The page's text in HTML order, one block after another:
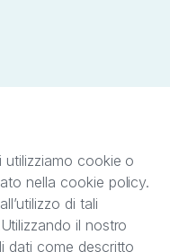
di StreetLib S.r.l.
intellettuale
utilizziamo cookie o
nella cookie policy.
di tali
Utilizzando il nostro
dati come descritto